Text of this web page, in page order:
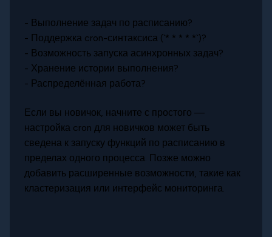
- Выполнение задач по расписанию?
- Поддержка cron-синтаксиса (`* * * * *`)?
- Возможность запуска асинхронных задач?
- Хранение истории выполнения?
- Распределённая работа?
Если вы новичок, начните с простого —
настройка cron для новичков может быть
сведена к запуску функций по расписанию в
пределах одного процесса. Позже можно
добавить расширенные возможности, такие как
кластеризация или интерфейс мониторинга.